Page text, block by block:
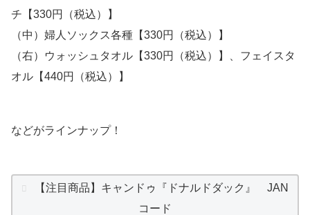
チ【330円（税込）】
（中）婦人ソックス各種【330円（税込）】
（右）ウォッシュタオル【330円（税込）】、フェイスタ
オル【440円（税込）】
などがラインナップ！
【注目商品】キャンドゥ『ドナルドダック』 JAN
コード